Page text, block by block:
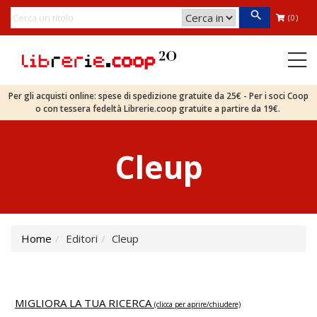
(0)
Per gli acquisti online: spese di spedizione gratuite da 25€ - Per i soci Coop
o con tessera fedeltà Librerie.coop gratuite a partire da 19€.
Cleup
Home Editori Cleup
MIGLIORA LA TUA RICERCA (clicca per aprire/chiudere)